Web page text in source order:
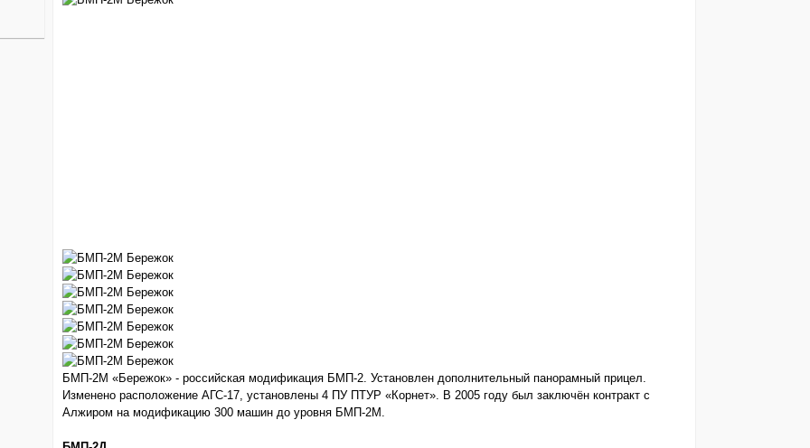
БМП-2М «Бережок» - российская модификация БМП-2. Установлен дополнительный панорамный прицел.
Изменено расположение АГС-17, установлены 4 ПУ ПТУР «Корнет». В 2005 году был заключён контракт с
Алжиром на модификацию 300 машин до уровня БМП-2М.